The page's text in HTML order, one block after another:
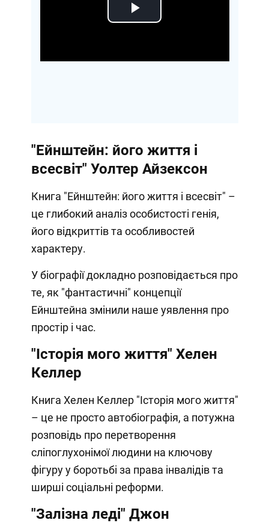
Play
"Ейнштейн: його життя і
всесвіт" Уолтер Айзексон
Книга "Ейнштейн: його життя і всесвіт" –
це глибокий аналіз особистості генія,
його відкриттів та особливостей
характеру.
У біографії докладно розповідається про
те, як "фантастичні" концепції
Ейнштейна змінили наше уявлення про
простір і час.
"Історія мого життя" Хелен
Келлер
Книга Хелен Келлер "Історія мого життя"
– це не просто автобіографія, а потужна
розповідь про перетворення
сліпоглухонімої людини на ключову
фігуру у боротьбі за права інвалідів та
ширші соціальні реформи.
"Залізна леді" Джон